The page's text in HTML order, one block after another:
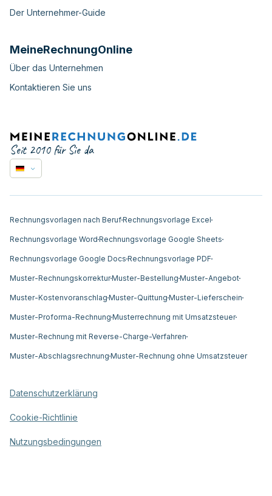
Der Unternehmer-Guide
MeineRechnungOnline
Über das Unternehmen
Kontaktieren Sie uns
Seit 2010 für Sie da
Rechnungsvorlagen nach BerufRechnungsvorlage Excel
Rechnungsvorlage Word Rechnungsvorlage Google Sheets
Rechnungsvorlage Google Docs Rechnungsvorlage PDF
Muster-RechnungskorrekturMuster-Bestellung Muster-Angebot
Muster-Kostenvoranschlag Muster-Quittung Muster-Lieferschein
Muster-Proforma-Rechnung Musterrechnung mit Umsatzsteuer
Muster-Rechnung mit Reverse-Charge-Verfahren
Muster-Abschlagsrechnung Muster-Rechnung ohne Umsatzsteuer
Datenschutzerklärung
Cookie-Richtlinie
Nutzungsbedingungen